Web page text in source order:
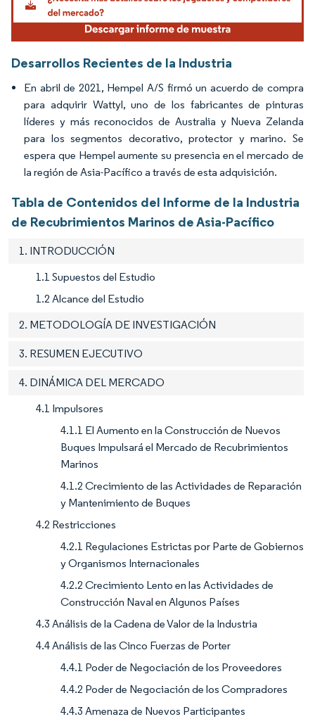
Desarrollos Recientes de la Industria
En abril de 2021, Hempel A/S firmó un acuerdo de compra
para adquirir Wattyl, uno de los fabricantes de pinturas
líderes y más reconocidos de Australia y Nueva Zelanda
para los segmentos decorativo, protector y marino. Se
espera que Hempel aumente su presencia en el mercado de
la región de Asia-Pacífico a través de esta adquisición.
Tabla de Contenidos del Informe de la Industria
de Recubrimientos Marinos de Asia-Pacífico
1. INTRODUCCIÓN
1.1 Supuestos del Estudio
1.2 Alcance del Estudio
2. METODOLOGÍA DE INVESTIGACIÓN
3. RESUMEN EJECUTIVO
4. DINÁMICA DEL MERCADO
4.1 Impulsores
4.1.1 El Aumento en la Construcción de Nuevos
Buques Impulsará el Mercado de Recubrimientos
Marinos
4.1.2 Crecimiento de las Actividades de Reparación
y Mantenimiento de Buques
4.2 Restricciones
4.2.1 Regulaciones Estrictas por Parte de Gobiernos
y Organismos Internacionales
4.2.2 Crecimiento Lento en las Actividades de
Construcción Naval en Algunos Países
4.3 Análisis de la Cadena de Valor de la Industria
4.4 Análisis de las Cinco Fuerzas de Porter
4.4.1 Poder de Negociación de los Proveedores
4.4.2 Poder de Negociación de los Compradores
4.4.3 Amenaza de Nuevos Participantes